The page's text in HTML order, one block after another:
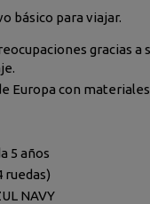
básico para viajar.
gracias a
Europa con
5 años
ruedas)
NAVY